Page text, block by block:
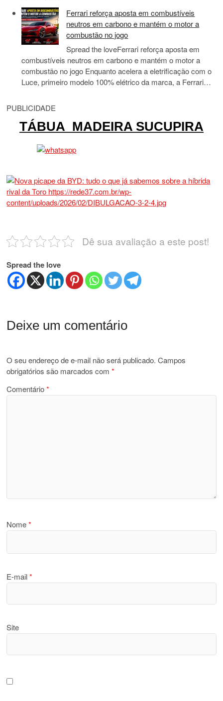
Ferrari reforça aposta em combustíveis
neutros em carbono e mantém o motor a
combustão no jogo
Spread the loveFerrari reforça aposta em
combustíveis neutros em carbono e mantém o motor a
combustão no jogo Enquanto acelera a eletrificação com o
Luce, primeiro modelo 100% elétrico da marca, a Ferrari…
PUBLICIDADE
TÁBUA MADEIRA SUCUPIRA
Dê sua avaliação a este post!
Spread the love
Deixe um comentário
O seu endereço de e-mail não será publicado. Campos
obrigatórios são marcados com*
Comentário*
Nome*
E-mail*
Site